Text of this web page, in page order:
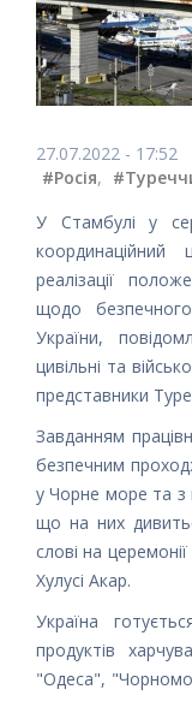
27.07.2022 - 17:52
#Росія,
У Стамбулі у
реалізації
щодо
України,
цивільні та
представники
Завданням
безпечним
у Чорне море та з
що на них
слові на
Хулусі Акар.
Україна
продуктів
"Одеса",